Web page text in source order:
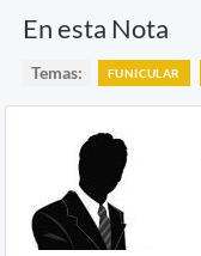
En esta Nota
Temas: FUNICULAR